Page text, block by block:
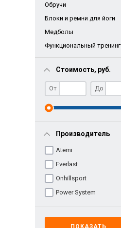
Обручи
Блоки и ремни для йоги
Медболы
Функциональный тренинг
Стоимость, руб.
От До
Производитель
Atemi
Everlast
Onhillsport
Power System